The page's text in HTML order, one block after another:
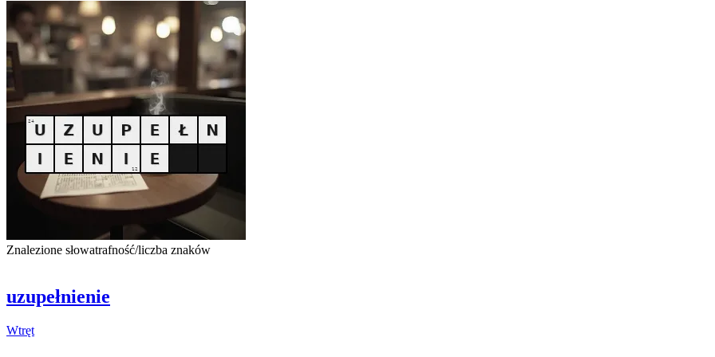
Znalezione słowatrafność/liczba znaków
uzupełnienie
Wtręt